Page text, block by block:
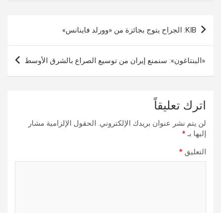
تصفّح
المقالات
KIB: الجراح يتوج بجائزة من «وورلد فاينانس»
«البنتاغون»: سنمنع إيران من توسيع الصراع بالشرق الأوسط
اترك تعليقاً
لن يتم نشر عنوان بريدك الإلكتروني. الحقول الإلزامية مشار
إليها بـ*
التعليق *